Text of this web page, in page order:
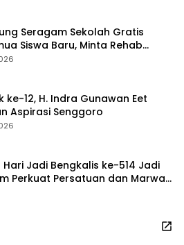
Seragam Sekolah Gratis
Siswa Baru, Minta Rehab
Dikurangi
ke-12, H. Indra Gunawan Eet
Aspirasi Senggoro
Hari Jadi Bengkalis ke-514 Jadi
Perkuat Persatuan dan Marwah